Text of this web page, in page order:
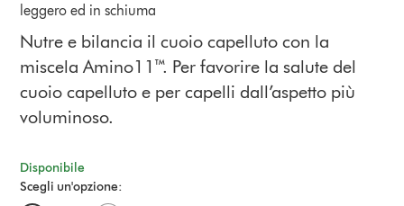
leggero ed in schiuma
Nutre e bilancia il cuoio capelluto con la
miscela Amino11™. Per favorire la salute del
cuoio capelluto e per capelli dall’aspetto più
voluminoso.
Disponibile
Scegli un'opzione: